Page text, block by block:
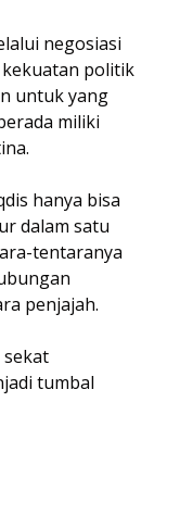
negosiasi
politik
untuk yang
miliki
hanya bisa
dalam satu
tentaranya
penjajah.
sekat
tumbal